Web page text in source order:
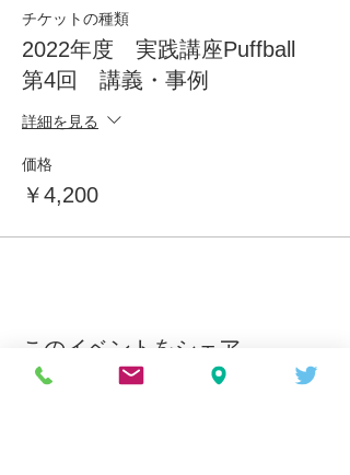
チケットの種類
2022年度 実践講座Puffball
第4回 講義・事例
詳細を見る
価格
￥4,200
このイベントをシェア